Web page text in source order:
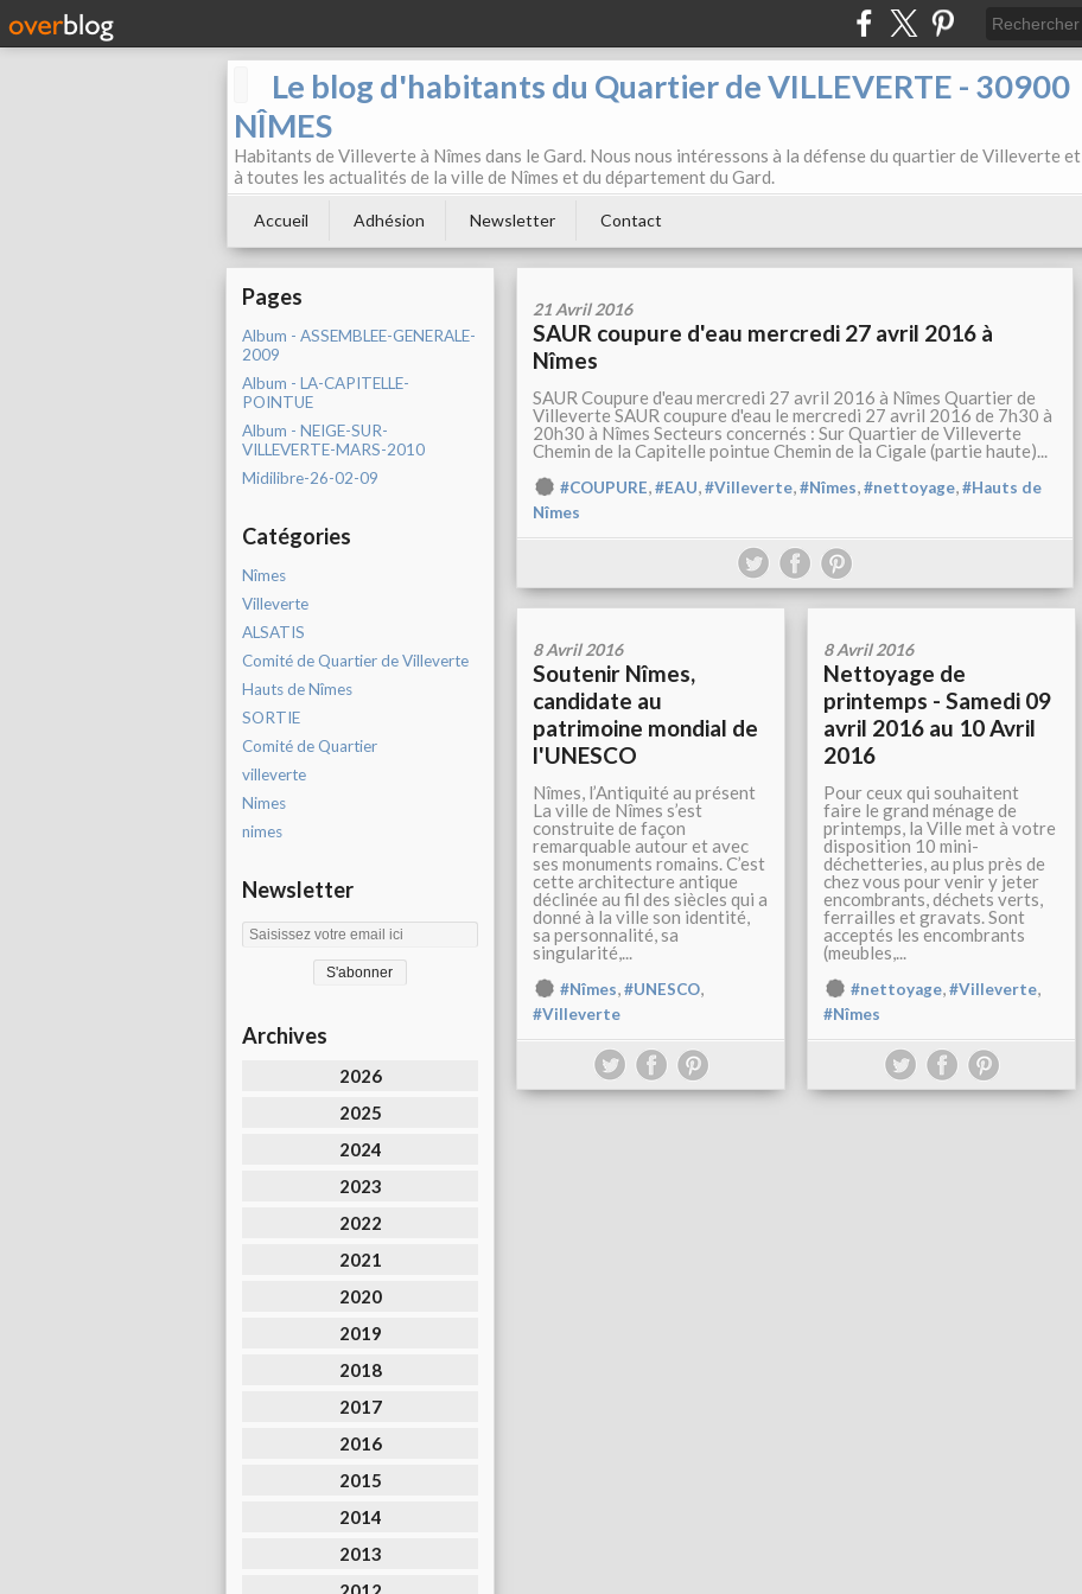
Le blog d'habitants du Quartier de VILLEVERTE - 30900
NÎMES
Habitants de Villeverte à Nîmes dans le Gard. Nous nous intéressons à la défense du quartier de Villeverte et
à toutes les actualités de la ville de Nîmes et du département du Gard.
Accueil Adhésion Newsletter Contact
Pages
Album - ASSEMBLEE-GENERALE-
2009
Album - LA-CAPITELLE-
POINTUE
Album - NEIGE-SUR-
VILLEVERTE-MARS-2010
Midilibre-26-02-09
Catégories
Nîmes
Villeverte
ALSATIS
Comité de Quartier de Villeverte
Hauts de Nîmes
SORTIE
Comité de Quartier
villeverte
Nimes
nimes
Newsletter
Archives
2026
2025
2024
2023
2022
2021
2020
2019
2018
2017
2016
2015
2014
2013
21 Avril 2016
SAUR coupure d'eau mercredi 27 avril 2016 à
Nîmes
SAUR Coupure d'eau mercredi 27 avril 2016 à Nîmes Quartier de
Villeverte SAUR coupure d'eau le mercredi 27 avril 2016 de 7h30 à
20h30 à Nîmes Secteurs concernés : Sur Quartier de Villeverte
Chemin de la Capitelle pointue Chemin de la Cigale (partie haute)...
#COUPURE,#EAU,#Villeverte,#Nîmes,#nettoyage,#Hauts de
Nîmes
8 Avril 2016
Soutenir Nîmes,
candidate au
patrimoine mondial de
l'UNESCO
Nîmes, l’Antiquité au présent
La ville de Nîmes s’est
construite de façon
remarquable autour et avec
ses monuments romains. C’est
cette architecture antique
déclinée au fil des siècles qui a
donné à la ville son identité,
sa personnalité, sa
singularité,...
#Nîmes,#UNESCO,
#Villeverte
8 Avril 2016
Nettoyage de
printemps - Samedi 09
avril 2016 au 10 Avril
2016
Pour ceux qui souhaitent
faire le grand ménage de
printemps, la Ville met à votre
disposition 10 mini-
déchetteries, au plus près de
chez vous pour venir y jeter
encombrants, déchets verts,
ferrailles et gravats. Sont
acceptés les encombrants
(meubles,...
#nettoyage,#Villeverte,
#Nîmes